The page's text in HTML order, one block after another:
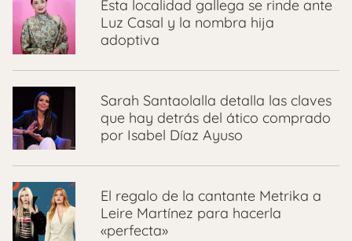
Esta localidad gallega se rinde ante
Luz Casal y la nombra hija
adoptiva
Sarah Santaolalla detalla las claves
que hay detrás del ático comprado
por Isabel Díaz Ayuso
El regalo de la cantante Metrika a
Leire Martínez para hacerla
«perfecta»